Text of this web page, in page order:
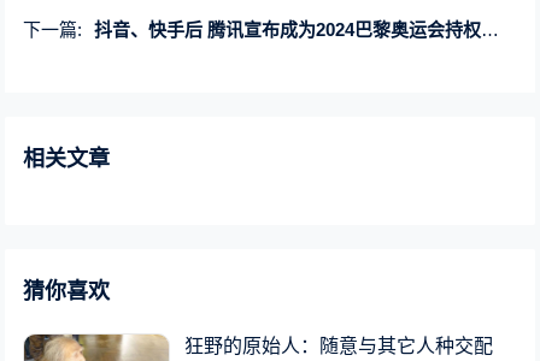
下一篇:
抖音、快手后 腾讯宣布成为2024巴黎奥运会持权转播商
相关文章
猜你喜欢
狂野的原始人：随意与其它人种交配